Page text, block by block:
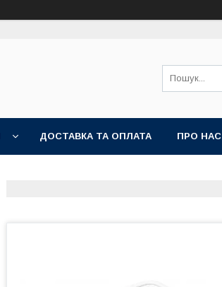
ДОСТАВКА ТА ОПЛАТА ПРО НАС